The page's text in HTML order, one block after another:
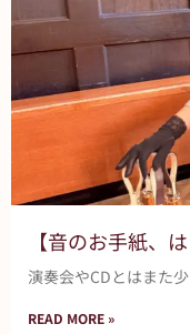
【音のお手紙、
演奏会やCDとはまた
READ MORE »